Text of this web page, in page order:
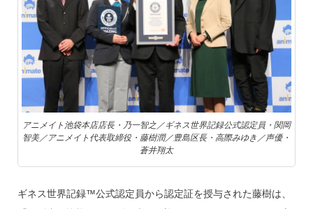
アニメイト池袋本店店長・乃一智之／ギネス世界記録公式認定員・関岡
智美／アニメイト代表取締役・藤樹潤／豊島区長・高際みゆき／声優・
蒼井翔太
ギネス世界記録™️公式認定員から認定証を授与された藤樹は、